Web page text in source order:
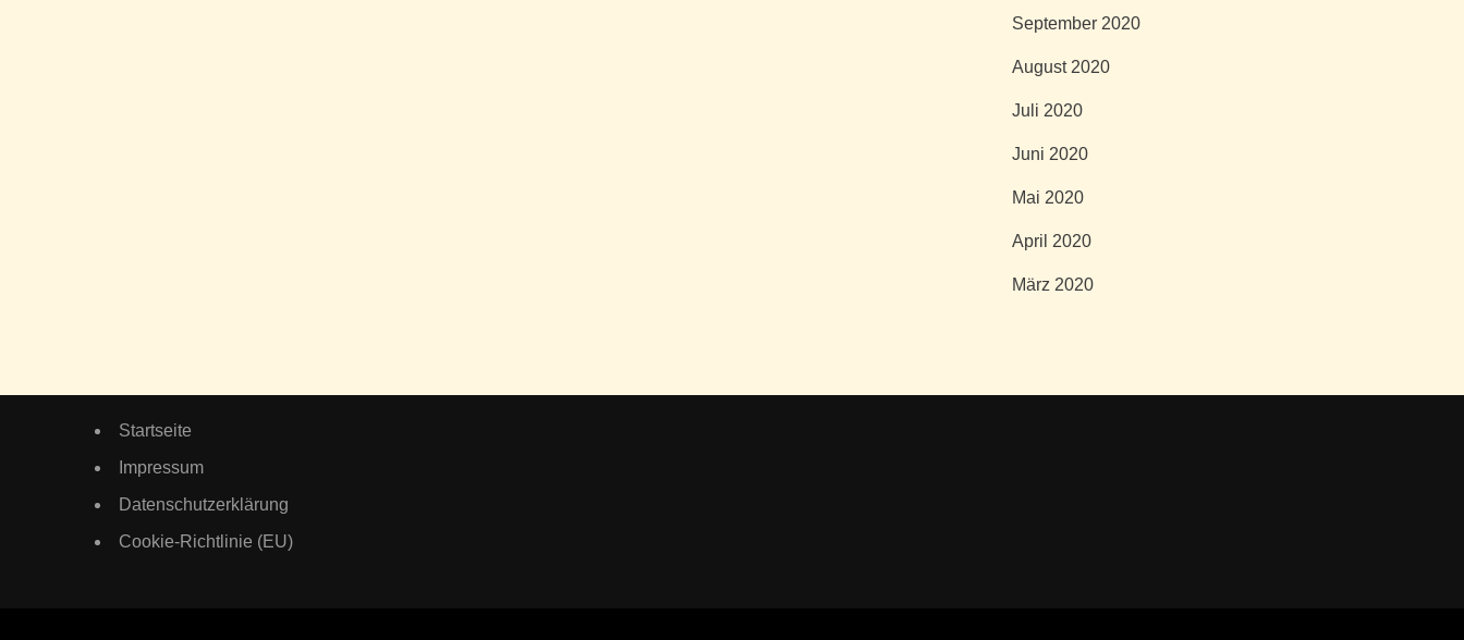
September 2020
August 2020
Juli 2020
Juni 2020
Mai 2020
April 2020
März 2020
Startseite
Impressum
Datenschutzerklärung
Cookie-Richtlinie (EU)